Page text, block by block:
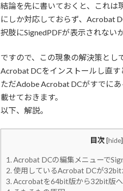
結論を先に書いておくと、これは
にしか対応しておらず、Acrobat
択肢にSignedPDFが表示されない
ですので、この現象の解決策と
Acrobat DCをインストールし直す
ただAdobe Acrobat DCがすでに
載せておきます。
以下、解説。
目次[hide]
1.Acrobat DCの編集メニューで
2.使用しているAcrobat DCが
3.Accrobatを64bit版から32bit版